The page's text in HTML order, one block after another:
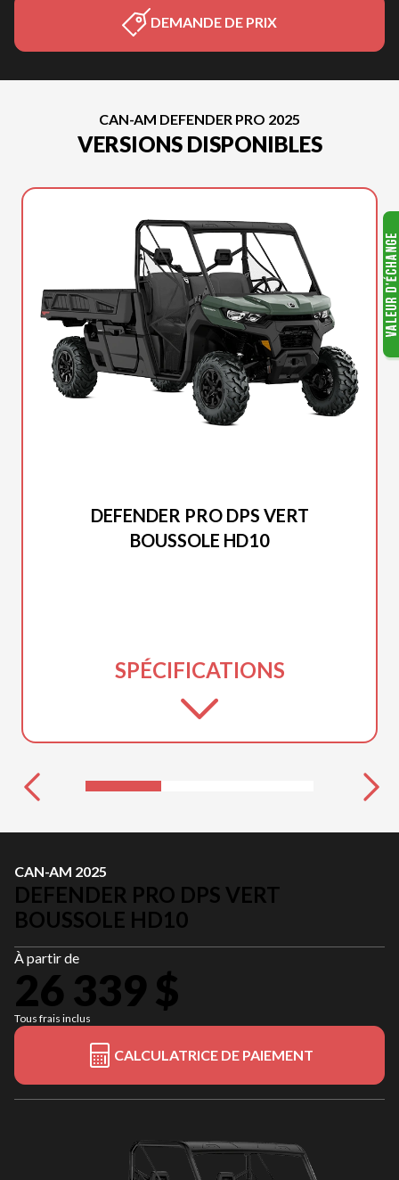
DEMANDE DE PRIX
CAN-AM DEFENDER PRO 2025
VERSIONS DISPONIBLES
DEFENDER PRO DPS VERT
BOUSSOLE HD10
SPÉCIFICATIONS
CAN-AM 2025
DEFENDER PRO DPS VERT
BOUSSOLE HD10
À partir de
26 339 $
Tous frais inclus
CALCULATRICE DE PAIEMENT